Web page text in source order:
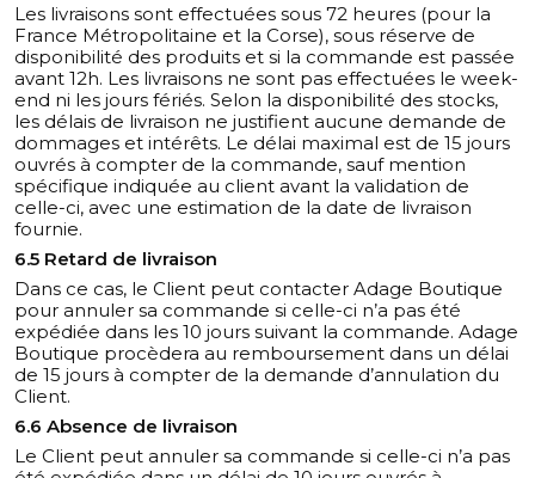
Les livraisons sont effectuées sous 72 heures (pour la
France Métropolitaine et la Corse), sous réserve de
disponibilité des produits et si la commande est passée
avant 12h. Les livraisons ne sont pas effectuées le week-
end ni les jours fériés. Selon la disponibilité des stocks,
les délais de livraison ne justifient aucune demande de
dommages et intérêts. Le délai maximal est de 15 jours
ouvrés à compter de la commande, sauf mention
spécifique indiquée au client avant la validation de
celle-ci, avec une estimation de la date de livraison
fournie.
6.5 Retard de livraison
Dans ce cas, le Client peut contacter Adage Boutique
pour annuler sa commande si celle-ci n’a pas été
expédiée dans les 10 jours suivant la commande. Adage
Boutique procèdera au remboursement dans un délai
de 15 jours à compter de la demande d’annulation du
Client.
6.6 Absence de livraison
Le Client peut annuler sa commande si celle-ci n’a pas